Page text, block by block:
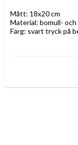
Mått: 18x20 cm
Material: bomull-
Färg: svart tryck på